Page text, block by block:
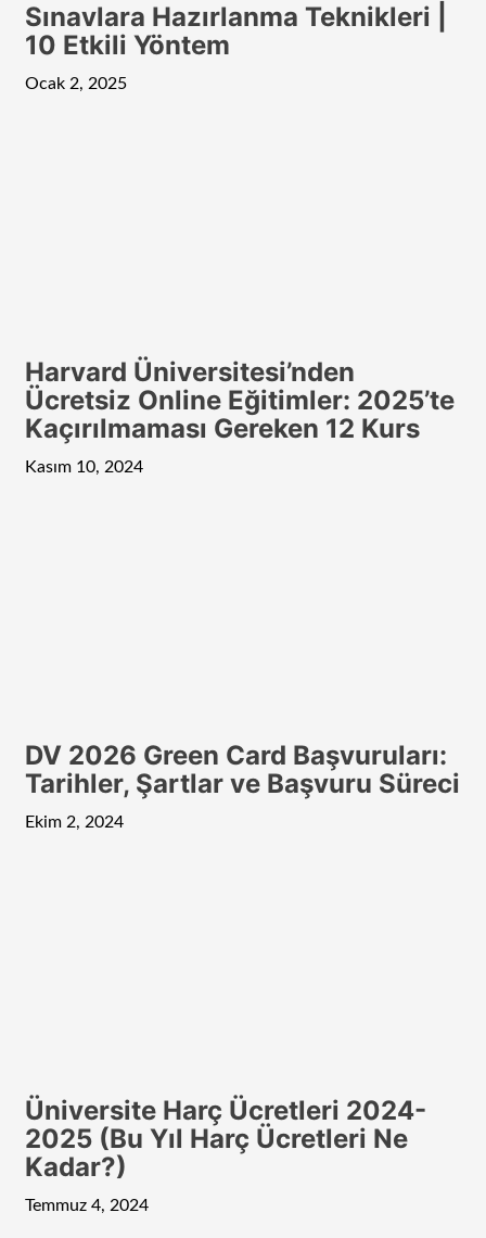
Sınavlara Hazırlanma Teknikleri |
10 Etkili Yöntem
Ocak 2, 2025
Harvard Üniversitesi’nden
Ücretsiz Online Eğitimler: 2025’te
Kaçırılmaması Gereken 12 Kurs
Kasım 10, 2024
DV 2026 Green Card Başvuruları:
Tarihler, Şartlar ve Başvuru Süreci
Ekim 2, 2024
Üniversite Harç Ücretleri 2024-
2025 (Bu Yıl Harç Ücretleri Ne
Kadar?)
Temmuz 4, 2024